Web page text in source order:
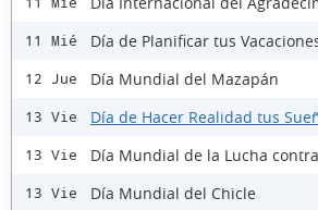
11 Mié Día de Planificar tus
12 Jue Día Mundial del Mazapán
13 Vie Día de Hacer Realidad tus
13 Vie Día Mundial de la Lucha
13 Vie Día Mundial del Chicle